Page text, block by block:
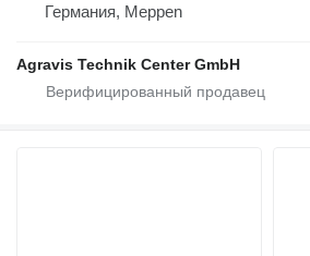
Германия, Meppen
Agravis Technik Center GmbH